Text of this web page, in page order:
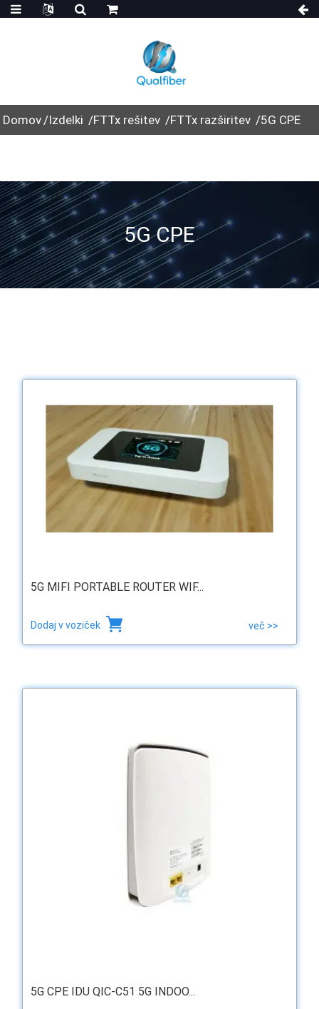
Domov Izdelki FTTx rešitev FTTx razširitev 5G CPE
5G CPE
5G MIFI PORTABLE ROUTER WIF...
Dodaj v voziček več >>
5G CPE IDU QIC-C51 5G INDOO...